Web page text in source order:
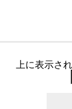
上に表示さ